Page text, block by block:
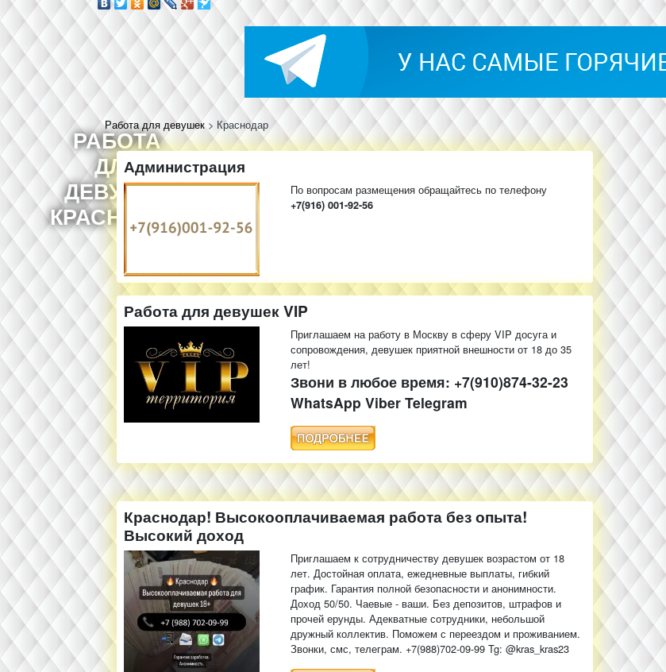
РАБОТА
ДЛЯ
ДЕВУШЕК
КРАСНОДАР
Работа для девушек> Краснодар
Администрация
По вопросам размещения обращайтесь по телефону
+7(916) 001-92-56
Работа для девушек VIP
Приглашаем на работу в Москву в сферу VIP досуга и
сопровождения, девушек приятной внешности от 18 до 35
лет!
Звони в любое время: +7(910)874-32-23
WhatsApp Viber Telegram
Краснодар! Высокооплачиваемая работа без опыта!
Высокий доход
Приглашаем к сотрудничеству девушек возрастом от 18
лет. Достойная оплата, ежедневные выплаты, гибкий
график. Гарантия полной безопасности и анонимности.
Доход 50/50. Чаевые - ваши. Без депозитов, штрафов и
прочей ерунды. Адекватные сотрудники, небольшой
дружный коллектив. Поможем с переездом и проживанием.
Звонки, смс, телеграм. +7(988)702-09-99 Tg: @kras_kras23